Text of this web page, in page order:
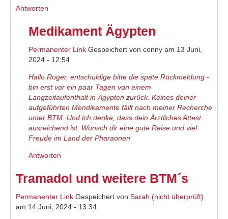
Antworten
Medikament Ägypten
Permanenter Link Gespeichert von conny am 13 Juni,
2024 - 12:54
Hallo Roger, entschuldige bitte die späte Rückmeldung -
bin erst vor ein paar Tagen von einem
Langzeitaufenthalt in Ägypten zurück. Keines deiner
aufgeführten Mendikamente fällt nach meiner Recherche
unter BTM. Und ich denke, dass dein Ärztliches Attest
ausreichend ist. Wünsch dir eine gute Reise und viel
Freude im Land der Pharaonen
Antworten
Tramadol und weitere BTM´s
Permanenter Link Gespeichert von Sarah (nicht überprüft)
am 14 Juni, 2024 - 13:34